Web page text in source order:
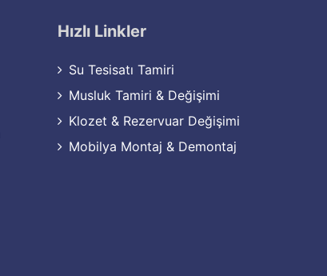
Hızlı Linkler
Su Tesisatı Tamiri
Musluk Tamiri & Değişimi
Klozet & Rezervuar Değişimi
Mobilya Montaj & Demontaj